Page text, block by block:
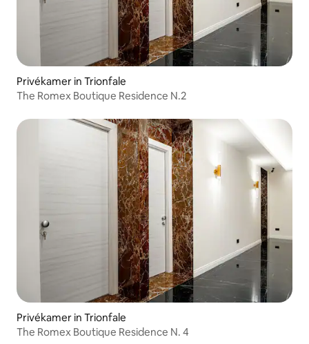
Privékamer in Trionfale
The Romex Boutique Residence N.2
Privékamer in Trionfale
The Romex Boutique Residence N. 4